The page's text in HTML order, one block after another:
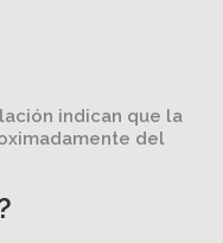
indican que la
del